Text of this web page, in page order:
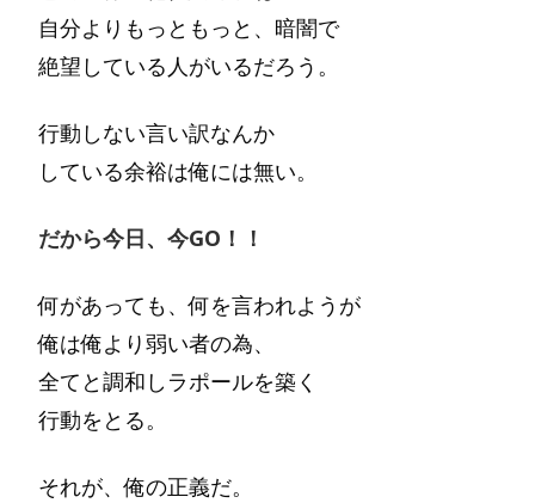
自分よりもっともっと、暗闇で
絶望している人がいるだろう。
行動しない言い訳なんか
している余裕は俺には無い。
だから今日、今GO！！
何があっても、何を言われようが
俺は俺より弱い者の為、
全てと調和しラポールを築く
行動をとる。
それが、俺の正義だ。